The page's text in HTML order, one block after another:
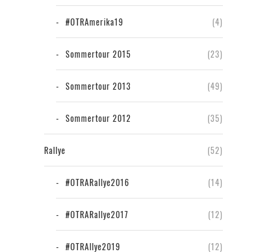
#OTRAmerika19 (4)
Sommertour 2015 (23)
Sommertour 2013 (49)
Sommertour 2012 (35)
Rallye (52)
#OTRARallye2016 (14)
#OTRARallye2017 (12)
#OTRAllye2019 (12)